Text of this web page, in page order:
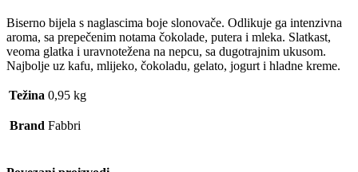
free
quantity
Biserno bijela s naglascima boje slonovače. Odlikuje ga intenzivna
aroma, sa prepečenim notama čokolade, putera i mleka. Slatkast,
veoma glatka i uravnotežena na nepcu, sa dugotrajnim ukusom.
Najbolje uz kafu, mlijeko, čokoladu, gelato, jogurt i hladne kreme.
Težina 0,95 kg
Brand Fabbri